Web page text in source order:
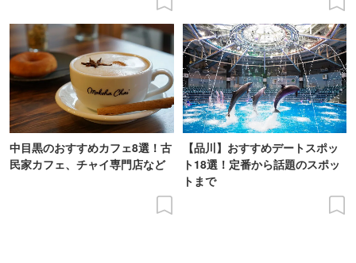
中目黒のおすすめカフェ8選！古
民家カフェ、チャイ専門店など
【品川】おすすめデートスポッ
ト18選！定番から話題のスポッ
トまで